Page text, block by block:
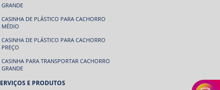
GRANDE
CASINHA DE PLÁSTICO PARA CACHORRO
MÉDIO
CASINHA DE PLÁSTICO PARA CACHORRO
PREÇO
CASINHA PARA TRANSPORTAR CACHORRO
GRANDE
E PRODUTOS